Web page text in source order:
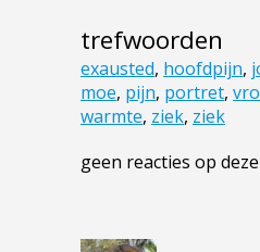
trefwoorden
exausted, hoofdpijn,
moe, pijn, portret,
warmte, ziek, ziek
geen reacties op